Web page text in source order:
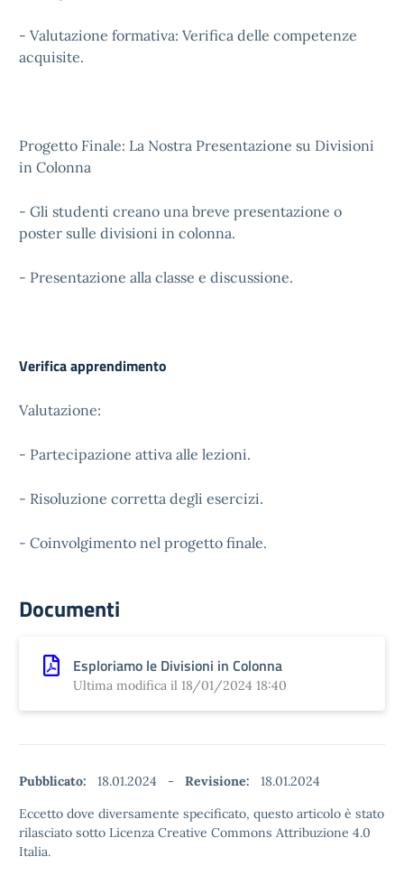
- Valutazione formativa: Verifica delle competenze
acquisite.
Progetto Finale: La Nostra Presentazione su Divisioni
in Colonna
- Gli studenti creano una breve presentazione o
poster sulle divisioni in colonna.
- Presentazione alla classe e discussione.
Verifica apprendimento
Valutazione:
- Partecipazione attiva alle lezioni.
- Risoluzione corretta degli esercizi.
- Coinvolgimento nel progetto finale.
Documenti
Esploriamo le Divisioni in Colonna
Ultima modifica il 18/01/2024 18:40
Pubblicato: 18.01.2024 - Revisione:
18.01.2024
Eccetto dove diversamente specificato, questo articolo è stato
rilasciato sotto Licenza Creative Commons Attribuzione 4.0
Italia.